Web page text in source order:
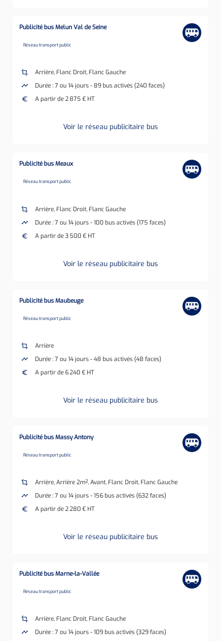
Publicité bus Melun Val de Seine
none
Réseau transport public
crop
Arrière, Flanc Droit, Flanc Gauche
timeline
Durée : 7 ou 14 jours - 89 bus activés (240 faces)
euro
A partir de 2 875 € HT
Voir le réseau publicitaire bus
Publicité bus Meaux
none
Réseau transport public
crop
Arrière, Flanc Droit, Flanc Gauche
timeline
Durée : 7 ou 14 jours - 100 bus activés (175 faces)
euro
A partir de 3 500 € HT
Voir le réseau publicitaire bus
Publicité bus Maubeuge
none
Réseau transport public
crop
Arrière
timeline
Durée : 7 ou 14 jours - 48 bus activés (48 faces)
euro
A partir de 6 240 € HT
Voir le réseau publicitaire bus
Publicité bus Massy Antony
none
Réseau transport public
crop
Arrière, Arrière 2m², Avant, Flanc Droit, Flanc Gauche
timeline
Durée : 7 ou 14 jours - 156 bus activés (632 faces)
euro
A partir de 2 280 € HT
Voir le réseau publicitaire bus
Publicité bus Marne-la-Vallée
none
Réseau transport public
crop
Arrière, Flanc Droit, Flanc Gauche
timeline
Durée : 7 ou 14 jours - 109 bus activés (329 faces)